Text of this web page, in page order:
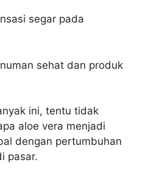
segar pada
sehat dan produk
ini, tentu tidak
aloe vera menjadi
dengan pertumbuhan
pasar.